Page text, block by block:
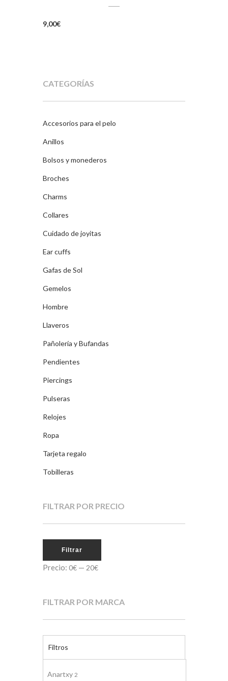
9,00€
CATEGORÍAS
Accesorios para el pelo
Anillos
Bolsos y monederos
Broches
Charms
Collares
Cuidado de joyitas
Ear cuffs
Gafas de Sol
Gemelos
Hombre
Llaveros
Pañolería y Bufandas
Pendientes
Piercings
Pulseras
Relojes
Ropa
Tarjeta regalo
Tobilleras
FILTRAR POR PRECIO
Filtrar
Precio: 0€ — 20€
FILTRAR POR MARCA
Filtros
Anartxy 2